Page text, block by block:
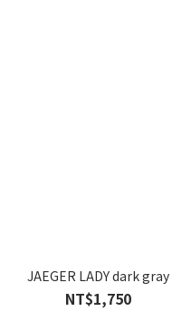
JAEGER LADY dark gray
NT$1,750